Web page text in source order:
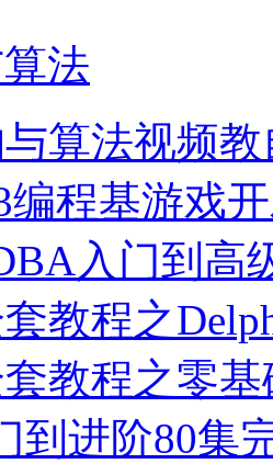
法
算法视频教
编程基游戏
入门到高
教程之
教程之零基
到进阶80集